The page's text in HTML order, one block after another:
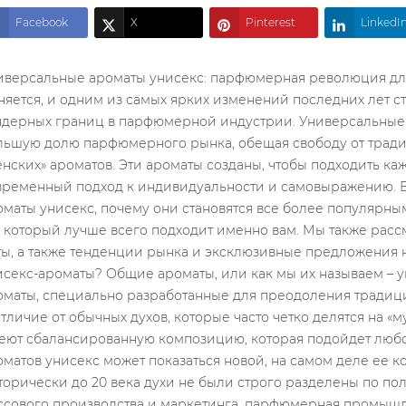
Facebook X Pinterest LinkedIn
или «женских» ароматов. Эти ароматы созданы, чтобы подходить каждому, независимо от пола, и отражают современный подход к индивидуальности и самовыражению. В этой статье мы рассмотрим, что такое ароматы унисекс, почему они становятся все более популярными, каковы их преимущества и как выбрать тот, который лучше всего подходит именно вам. Мы также рассмотрим самые популярные ингредиенты, ноты, а также тенденции рынка и эксклюзивные предложения на 2024 год. Что такое универсальные унисекс-ароматы? Общие ароматы, или как мы их называем – универсальные унисекс-ароматы, – это ароматы, специально разработанные для преодоления традиционных гендерных границ в парфюмерии. В отличие от обычных духов, которые часто четко делятся на «мужские» и «женские», унисекс-ароматы имеют сбалансированную композицию, которая подойдет любому, кто захочет их носить. Хотя идея ароматов унисекс может показаться новой, на самом деле ее корни уходят далеко в прошлое. Исторически до 20 века духи не были строго разделены по половому признаку. Только позже, в целях массового производства и маркетинга, парфюмерная промышленность начала четко классифицировать ароматы. Однако в 1994 году CK One, созданный Calvin Klein, стал первым современным ароматом унисекс для массового рынка, который успешно зарекомендовал себя, открыв новую эру в парфюмерии. В Литве, как и во всем мире, растет тенденция к нейтральным ароматам, отражая общее движение к более свободному и индивидуальному самовыражению. Парфюмеры создают более сложные композиции, которые больше не ассоциируются со стереотипной «мужественностью» или «женственностью», а скорее с настроением, личностью или просто качественным ароматом. Преимущества выбора ароматов унисекс Популярность нейтральных ароматов — это не просто мимолетное веяние моды: они предлагают массу практических и эмоциональных преимуществ, которые нравятся современному потребителю. Во-первых, универсальные ароматы предлагают большую гибкость и разнообразие. Они позволяют вам выйти за рамки традиционных категорий ароматов и открыть для себя более широкий спектр запахов. Многие люди обнаруживают, что им нравятся ароматы, которые традиционно не предлагались бы их полу, и унисекс-ароматы открывают дверь к этим открытиям. Во-вторых, общие ароматы часто более экономичны для домохозяйств. Пары или члены семьи могут использовать один и тот же флакон духов, экономя деньги и место в шкафчиках ванной комнаты. Это особенно удобно для путешественников, у которых ограничено место для багажа. В-третьих, эти ароматы прекрасно отражают современный подход к идентичности и самовыражению. Они позволяют людям выбирать аромат, который лучше всего подходит их личности и стилю, а не только их полу. Это особенно резонирует с молодыми поколениями, которые все больше отвергают традиционные гендерные роли и стереотипы. Наконец, ароматы-унисекс часто обладают особым качеством сложности и изысканности. Поскольку они предназначены для всех, парфюмеры должны создавать исключительно сбалансированные композиции, которые имеют широкую привлекательность. В результате эти ароматы часто нюансированы, многослойны и интригуют. Опыт пар, делящихся ароматами унисекс Одной из самых интересных тенденций в общих ароматах является их популярность среди пар. Многие пары находят удовольствие в том, чтобы делиться одним и тем же ароматом, который становится частью их отношений и источником общих воспоминаний. Лаура и Томас из Вильнюса говорят: «Мы начали использовать один и тот же флакончик духов почти случайно, когда Томас однажды одолжил мои новые духи. Мы вскоре заметили, как это интересно, когда один и тот же аромат звучит для каждого из нас немного по-разному, но при этом сохраняет общую ароматическую линию. Теперь это стало нашей традицией — выбирать вместе новый общий аромат для каждого сезона». Этот аспект совместного времяпрепровождения одновременно практичен и романтичен — он создает общий чувственный опыт, который может стать символической частью связи пары. Базовые ноты и ингредиенты в универсальных унисекс-ароматах Нейтральные ароматы отличаются уникальным сочетанием нот и ингредиентов, что позволяет им быть привлекательными для всех. В этих смесях присутствуют ноты, которые традиционно используются как в мужских, так и в женских ароматах, но здесь они объединены тонким и сбалансированным образом. Цитрус часто становится верхней нотой общих духов. Ноты бергамота, лимона, апельсина или грейпфрута обеспечивают свежее, энергичное вступление, которое нравится людям всех возрастов и полов. Эти ноты быстро рассеиваются, уступая место средним и базовым нотам, которые определяют характер духов. Средние ноты часто включают цветочные и пряные композиции. Жасмин, роза или лаванда сочетаются с кардамоном, имбирем, черным перцем таким образом, что ни одна группа не доминирует. Особенно популярны свежие и нейтральные цветочные ноты, такие как ландыш или водяные лилии, которые не имеют четкой «гендерной ассоциации». Базовые ноты, которые длятся дольше всего, особенно важны для универсальных ароматов. Здесь доминируют древесные ноты — кедр, сандал, пачули — обеспечивая теплую, стойкую основу. Также часто используются тона мускуса, амбры или ванили, которые смягчают и завершают композицию. Интересно отметить, что некоторые ингредиенты становятся почти визитной карточкой ароматов унисекс. Одним из таких ингредиентов является ветивер, травянистый, землистый аромат, который подходит как мужчинам, так и женщинам. Другим является белый мускус, чистый, тонкий аромат, который дает длительное, но ненавязчивое ощущение. В современной парфюмерии также наблюдается растущая тенденция использовать более редкие, более экзотические ингредиенты, которые не имеют исторических гендерных ассоциаций.